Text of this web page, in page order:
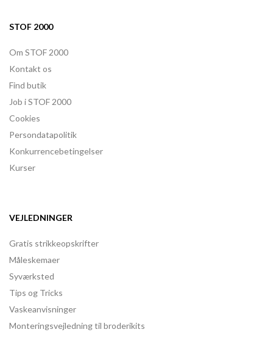
STOF 2000
Om STOF 2000
Kontakt os
Find butik
Job i STOF 2000
Cookies
Persondatapolitik
Konkurrencebetingelser
Kurser
VEJLEDNINGER
Gratis strikkeopskrifter
Måleskemaer
Syværksted
Tips og Tricks
Vaskeanvisninger
Monteringsvejledning til broderikits